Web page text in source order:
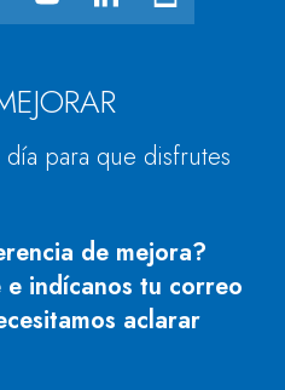
para que disfrutes
de mejora?
e indícanos tu correo
aclarar